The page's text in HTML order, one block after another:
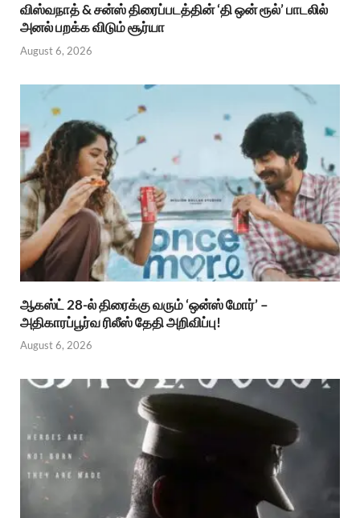
விஸ்வநாத் & சன்ஸ் திரைப்படத்தின் ‘தி ஒன் ரூல்’ பாடலில்
அனல் பறக்க விடும் சூர்யா
August 6, 2026
ஆகஸ்ட் 28-ல் திரைக்கு வரும் ‘ஒன்ஸ் மோர்’ –
அதிகாரப்பூர்வ ரிலீஸ் தேதி அறிவிப்பு!
August 6, 2026